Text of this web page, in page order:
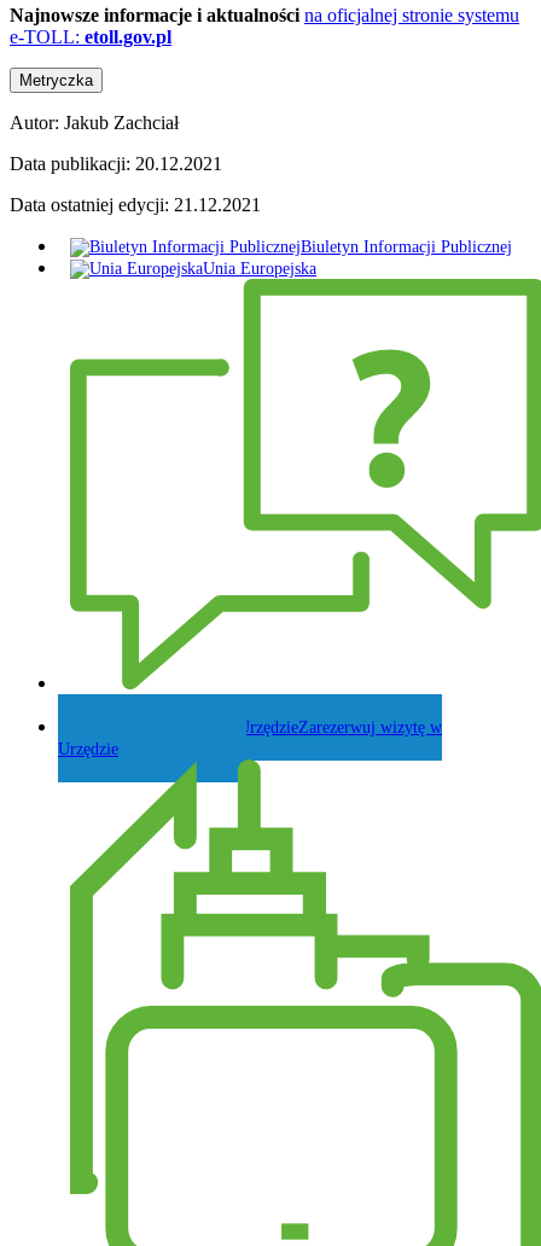
Najnowsze informacje i aktualnościna oficjalnej stronie systemu
e-TOLL: etoll.gov.pl
Metryczka
Autor: Jakub Zachciał
Data publikacji: 20.12.2021
Data ostatniej edycji: 21.12.2021
Biuletyn Informacji Publicznej
Unia Europejska
Zarezerwuj wizytę w
Urzędzie